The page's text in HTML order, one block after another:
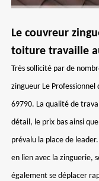
Le couvreur
toiture travaille
Très sollicité par de
zingueur Le
69790. La qualité de
détail, le prix bas ainsi
prévalu la place de
en lien avec la zinguerie,
également se déplacer